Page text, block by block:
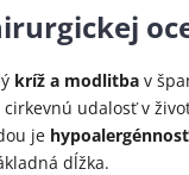
kríž a modlitba v
cirkevnú udalosť v
je
dĺžka.